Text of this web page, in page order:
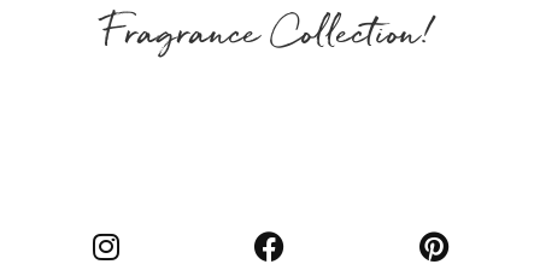
Fragrance Collection!